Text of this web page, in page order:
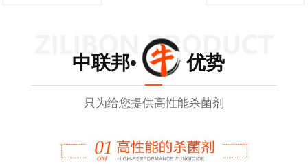
中联邦• 优势
只为给您提供高性能杀菌剂